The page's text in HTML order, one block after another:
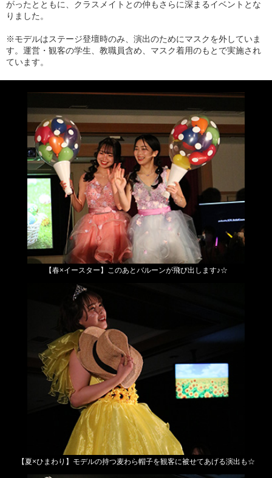
がったとともに、クラスメイトとの仲もさらに深まるイベントとな
りました。
※モデルはステージ登壇時のみ、演出のためにマスクを外していま
す。運営・観客の学生、教職員含め、マスク着用のもとで実施され
ています。
【春×イースター】 このあとバルーンが飛び出します♪☆
【夏×ひまわり】 モデルの持つ麦わら帽子を観客に被せてあげる演出も☆